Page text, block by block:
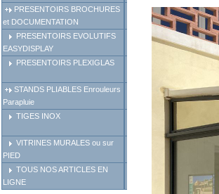
PRESENTOIRS BROCHURES
et DOCUMENTATION
PRESENTOIRS EVOLUTIFS
EASYDISPLAY
PRESENTOIRS PLEXIGLAS
STANDS PLIABLES Enrouleurs
Parapluie
TIGES INOX
VITRINES MURALES ou sur
PIED
TOUS NOS ARTICLES EN
LIGNE